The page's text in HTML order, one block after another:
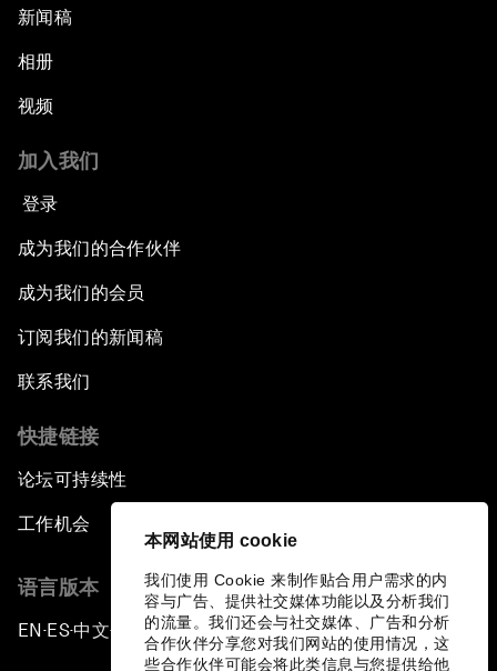
本网站使用 cookie
我们使用 Cookie 来制作贴合用户需求的内
容与广告、提供社交媒体功能以及分析我们
的流量。我们还会与社交媒体、广告和分析
合作伙伴分享您对我们网站的使用情况，这
些合作伙伴可能会将此类信息与您提供给他
新闻稿
相册
视频
加入我们
登录
成为我们的合作伙伴
成为我们的会员
订阅我们的新闻稿
联系我们
快捷链接
论坛可持续性
工作机会
语言版本
EN ▪ES▪中文▪ 日本語